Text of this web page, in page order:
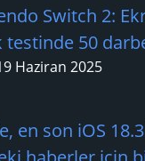
Switch 2:
testinde 50
Haziran 2025
en son iOS